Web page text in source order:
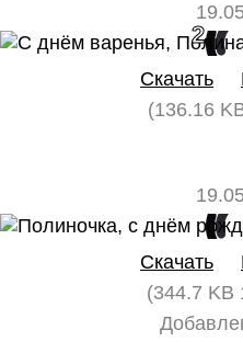
2
Скачать
(136.16
0
Скачать
(344.7 KB